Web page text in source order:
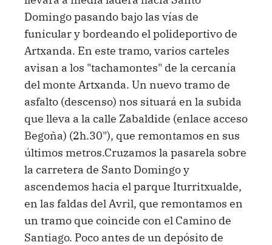
Domingo pasando bajo las vías de
funicular y bordeando el polideportivo de
Artxanda. En este tramo, varios carteles
avisan a los "tachamontes" de la cercanía
del monte Artxanda. Un nuevo tramo de
asfalto (descenso) nos situará en la subida
que lleva a la calle Zabaldide (enlace acceso
Begoña) (2h.30"), que remontamos en sus
últimos metros.Cruzamos la pasarela sobre
la carretera de Santo Domingo y
ascendemos hacia el parque Iturritxualde,
en las faldas del Avril, que remontamos en
un tramo que coincide con el Camino de
Santiago. Poco antes de un depósito de